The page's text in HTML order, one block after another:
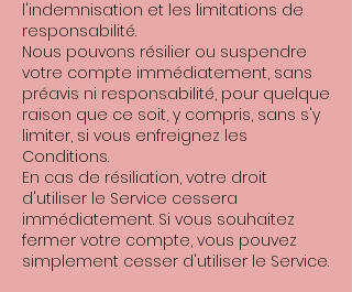
l'indemnisation et les limitations de
responsabilité.
Nous pouvons résilier ou suspendre
votre compte immédiatement, sans
préavis ni responsabilité, pour quelque
raison que ce soit, y compris, sans s'y
limiter, si vous enfreignez les
Conditions.
En cas de résiliation, votre droit
d'utiliser le Service cessera
immédiatement. Si vous souhaitez
fermer votre compte, vous pouvez
simplement cesser d'utiliser le Service.